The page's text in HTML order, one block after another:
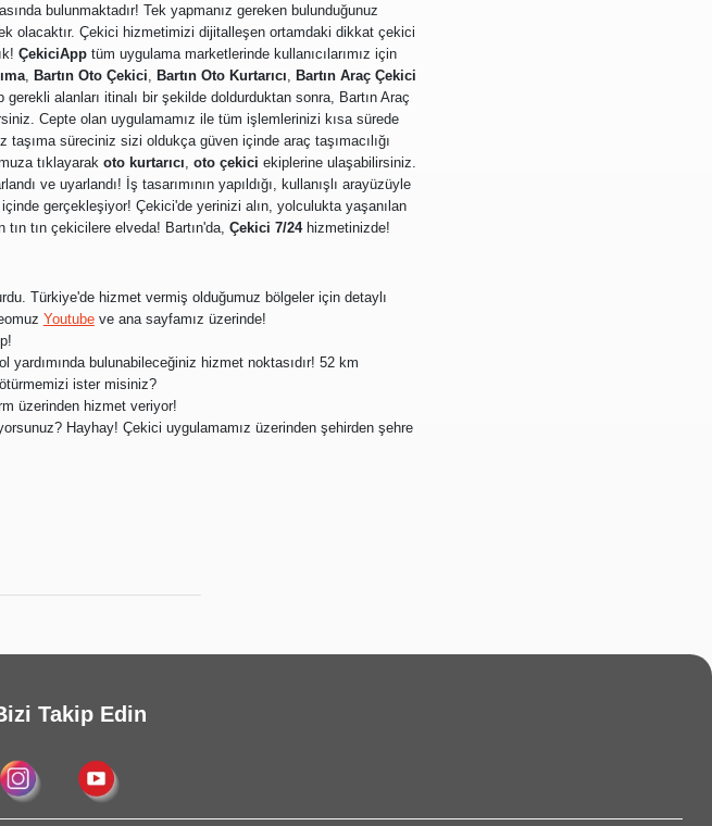
bulunmaktadır! Tek yapmanız gereken bulunduğunuz
olacaktır. Çekici hizmetimizi dijitalleşen ortamdaki dikkat çekici
ÇekiciApptüm uygulama marketlerinde kullanıcılarımız için
, Bartın Oto Çekici Bartın Oto Kurtarıcı Bartın Araç Çekici
alanları itinalı bir şekilde doldurduktan sonra, Bartın Araç
Cepte olan uygulamamız ile tüm işlemlerinizi kısa sürede
süreciniz sizi oldukça güven içinde araç taşımacılığı
tıklayarak oto kurtarıcı oto çekici ekiplerine ulaşabilirsiniz.
ve uyarlandı! İş tasarımının yapıldığı, kullanışlı arayüzüyle
gerçekleşiyor! Çekici'de yerinizi alın, yolculukta yaşanılan
tın çekicilere elveda! Bartın'da, Çekici 7/24hizmetinizde!
Türkiye'de hizmet vermiş olduğumuz bölgeler için detaylı
Youtubeve ana sayfamız üzerinde!
yardımında bulunabileceğiniz hizmet noktasıdır! 52 km
ister misiniz?
üzerinden hizmet veriyor!
Hayhay! Çekici uygulamamız üzerinden şehirden şehre
Takip Edin